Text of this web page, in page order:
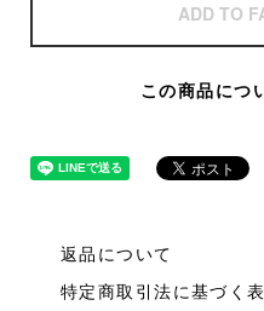
ADD TO
この商品につ
返品について
特定商取引法に基づく